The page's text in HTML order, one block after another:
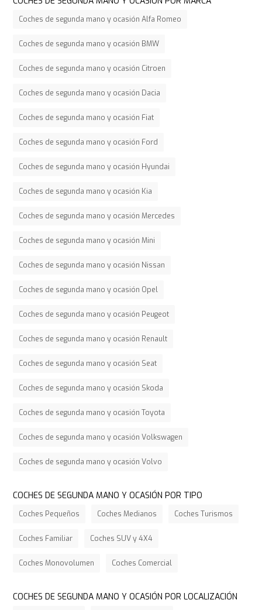
Coches de segunda mano y ocasión Alfa Romeo
Coches de segunda mano y ocasión BMW
Coches de segunda mano y ocasión Citroen
Coches de segunda mano y ocasión Dacia
Coches de segunda mano y ocasión Fiat
Coches de segunda mano y ocasión Ford
Coches de segunda mano y ocasión Hyundai
Coches de segunda mano y ocasión Kia
Coches de segunda mano y ocasión Mercedes
Coches de segunda mano y ocasión Mini
Coches de segunda mano y ocasión Nissan
Coches de segunda mano y ocasión Opel
Coches de segunda mano y ocasión Peugeot
Coches de segunda mano y ocasión Renault
Coches de segunda mano y ocasión Seat
Coches de segunda mano y ocasión Skoda
Coches de segunda mano y ocasión Toyota
Coches de segunda mano y ocasión Volkswagen
Coches de segunda mano y ocasión Volvo
COCHES DE SEGUNDA MANO Y OCASIÓN POR TIPO
Coches Pequeños Coches Medianos Coches Turismos
Coches Familiar Coches SUV y 4X4
Coches Monovolumen Coches Comercial
COCHES DE SEGUNDA MANO Y OCASIÓN POR LOCALIZACIÓN